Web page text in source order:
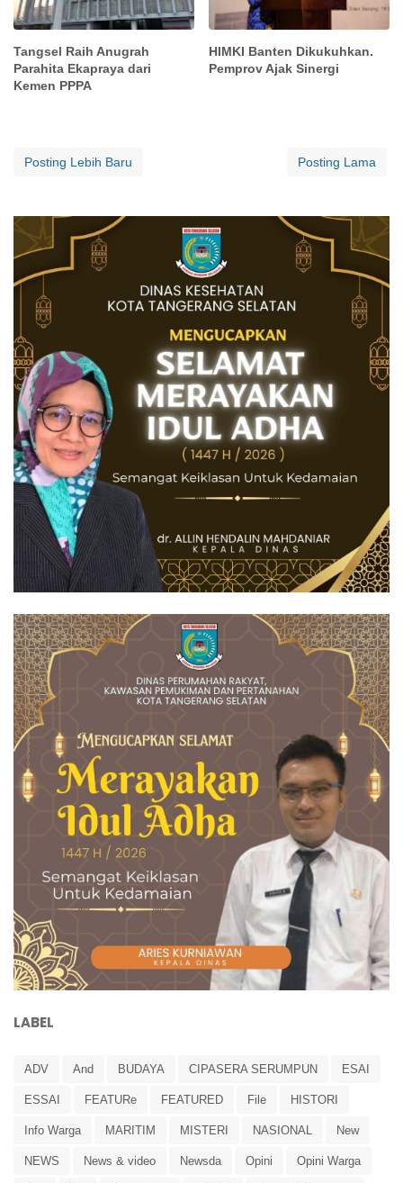
Tangsel Raih Anugrah
Parahita Ekapraya dari
Kemen PPPA
HIMKI Banten Dikukuhkan.
Pemprov Ajak Sinergi
Posting Lebih Baru Posting Lama
LABEL
ADV And BUDAYA CIPASERA SERUMPUN ESAI
ESSAI FEATURe FEATURED File HISTORI
Info Warga MARITIM MISTERI NASIONAL New
NEWS News & video Newsda Opini Opini Warga